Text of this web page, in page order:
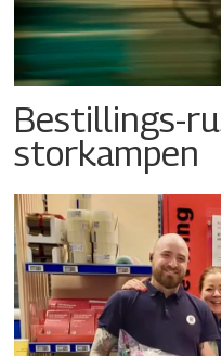
Bestillings-
storkampen